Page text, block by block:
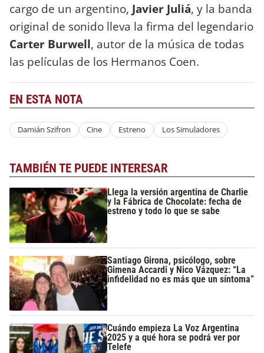
cargo de un argentino, Javier Juliá, y la banda
original de sonido lleva la firma del legendario
Carter Burwell, autor de la música de todas
las películas de los Hermanos Coen.
EN ESTA NOTA
Damián Szifron Cine Estreno Los Simuladores
TAMBIÉN TE PUEDE INTERESAR
Llega la versión argentina de Charlie
y la Fábrica de Chocolate: fecha de
estreno y todo lo que se sabe
Santiago Girona, psicólogo, sobre
Gimena Accardi y Nico Vázquez: “La
infidelidad no es más que un síntoma”
Cuándo empieza La Voz Argentina
2025 y a qué hora se podrá ver por
Telefe